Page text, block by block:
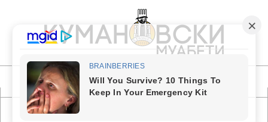
content
КУМАНОВСКИ
МУАБЕТИ
Primary
Navigation